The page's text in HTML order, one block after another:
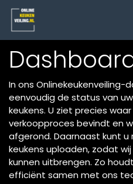
In ons Onlinekeukenveiling-
eenvoudig de status van
keukens. U ziet precies
verkoopproces bevindt en
afgerond. Daarnaast kunt
keukens uploaden, zodat
kunnen uitbrengen. Zo
efficiënt samen met ons